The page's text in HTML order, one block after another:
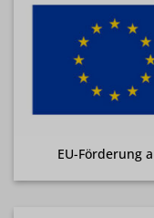
EU-Förderung